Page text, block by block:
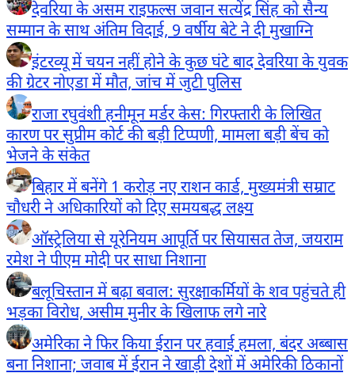
देवरिया के असम राइफल्स जवान सत्येंद्र सिंह को सैन्य
सम्मान के साथ अंतिम विदाई, 9 वर्षीय बेटे ने दी मुखाग्नि
इंटरव्यू में चयन नहीं होने के कुछ घंटे बाद देवरिया के युवक
की ग्रेटर नोएडा में मौत, जांच में जुटी पुलिस
राजा रघुवंशी हनीमून मर्डर केस: गिरफ्तारी के लिखित
कारण पर सुप्रीम कोर्ट की बड़ी टिप्पणी, मामला बड़ी बेंच को
भेजने के संकेत
बिहार में बनेंगे 1 करोड़ नए राशन कार्ड, मुख्यमंत्री सम्राट
चौधरी ने अधिकारियों को दिए समयबद्ध लक्ष्य
ऑस्ट्रेलिया से यूरेनियम आपूर्ति पर सियासत तेज, जयराम
रमेश ने पीएम मोदी पर साधा निशाना
बलूचिस्तान में बढ़ा बवाल: सुरक्षाकर्मियों के शव पहुंचते ही
भड़का विरोध, असीम मुनीर के खिलाफ लगे नारे
अमेरिका ने फिर किया ईरान पर हवाई हमला, बंदर अब्बास
बना निशाना; जवाब में ईरान ने खाड़ी देशों में अमेरिकी ठिकानों